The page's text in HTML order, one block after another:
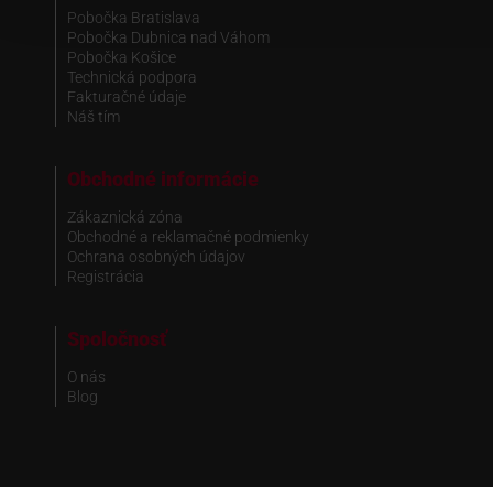
Pobočka Bratislava
Pobočka Dubnica nad Váhom
Pobočka Košice
Technická podpora
Fakturačné údaje
Náš tím
Obchodné informácie
Zákaznická zóna
Obchodné a reklamačné podmienky
Ochrana osobných údajov
Registrácia
Spoločnosť
O nás
Blog